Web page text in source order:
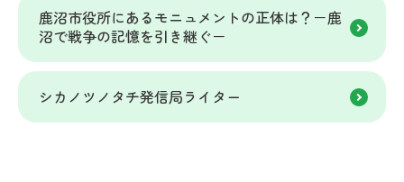
鹿沼市役所にあるモニュメントの正体は？－鹿
沼で戦争の記憶を引き継ぐ－
シカノツノタチ発信局ライター